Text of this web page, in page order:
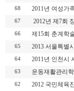
68 2011년 여성가
67 2012년 제7회
66 제15회 춘계학
65 2013 서울특별
64 2011년 인천시
63 운동재활관리
62 2012 국민체육